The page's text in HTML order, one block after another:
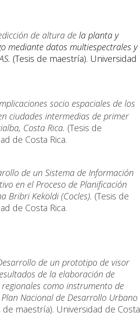
de altura de la planta y
mediante datos multiespectrales y
(Tesis de maestría). Universidad
socio espaciales de los
ciudades intermedias de primer
Costa Rica. (Tesis de
de Costa Rica.
de un Sistema de Información
en el Proceso de Planificación
Bribri Keköldi (Cocles). (Tesis de
de Costa Rica.
de un prototipo de visor
de la elaboración de
como instrumento de
Nacional de Desarrollo Urbano
de maestría). Universidad de Costa